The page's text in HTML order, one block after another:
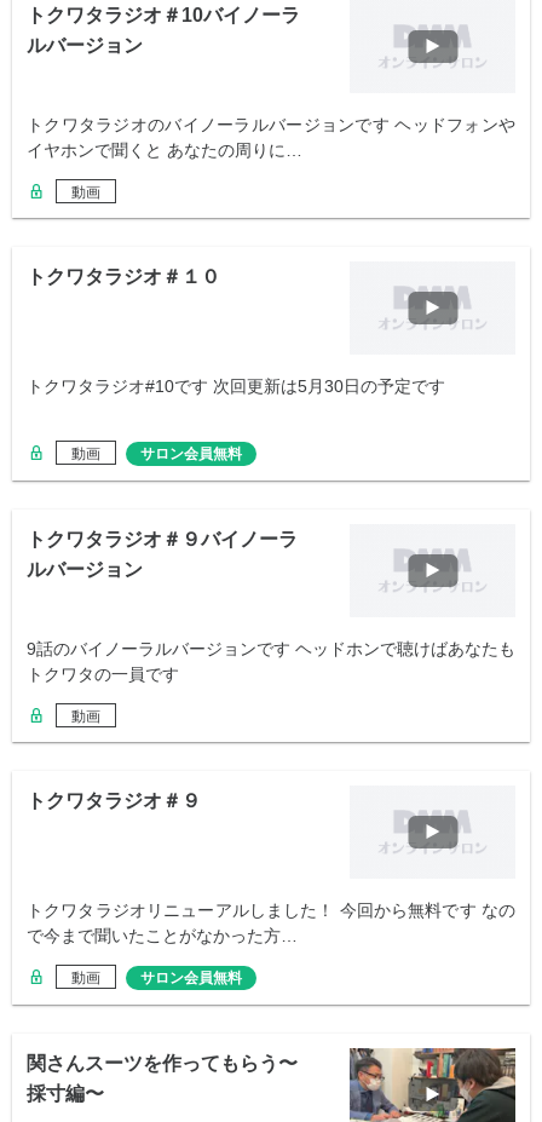
トクワタラジオ＃10バイノーラ
ルバージョン
トクワタラジオのバイノーラルバージョンです ヘッドフォンや
イヤホンで聞くと あなたの周りに…
動画
トクワタラジオ＃１０
トクワタラジオ#10です 次回更新は5月30日の予定です
動画 サロン会員無料
トクワタラジオ＃９バイノーラ
ルバージョン
9話のバイノーラルバージョンです ヘッドホンで聴けばあなたも
トクワタの一員です
動画
トクワタラジオ＃９
トクワタラジオリニューアルしました！ 今回から無料です なの
で今まで聞いたことがなかった方…
動画 サロン会員無料
関さんスーツを作ってもらう〜
採寸編〜